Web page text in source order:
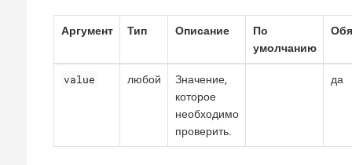
Аргумент Тип Описание
По
умолчанию
value любой
Значение,
которое
необходимо
проверить.
да